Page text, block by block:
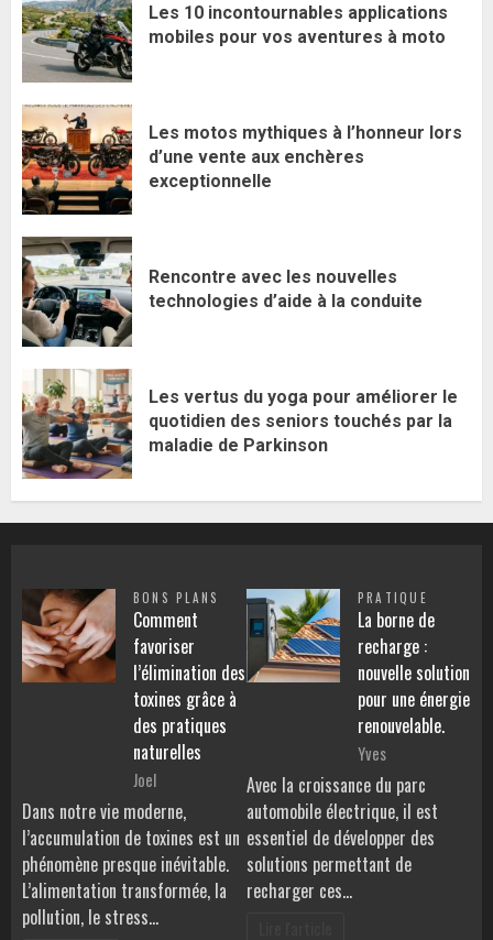
Les 10 incontournables applications
mobiles pour vos aventures à moto
Les motos mythiques à l’honneur lors
d’une vente aux enchères
exceptionnelle
Rencontre avec les nouvelles
technologies d’aide à la conduite
Les vertus du yoga pour améliorer le
quotidien des seniors touchés par la
maladie de Parkinson
BONS PLANS
Comment
favoriser
l’élimination des
toxines grâce à
des pratiques
naturelles
Joel
Dans notre vie moderne,
l’accumulation de toxines est un
phénomène presque inévitable.
L’alimentation transformée, la
pollution, le stress…
PRATIQUE
La borne de
recharge :
nouvelle solution
pour une énergie
renouvelable.
Yves
Avec la croissance du parc
automobile électrique, il est
essentiel de développer des
solutions permettant de
recharger ces…